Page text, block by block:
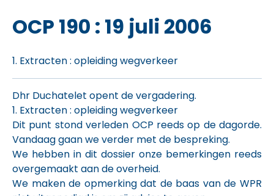
OCP 190 : 19 juli 2006
1. Extracten : opleiding wegverkeer
Dhr Duchatelet opent de vergadering.
1. Extracten : opleiding wegverkeer
Dit punt stond verleden OCP reeds op de dagorde.
Vandaag gaan we verder met de bespreking.
We hebben in dit dossier onze bemerkingen reeds
overgemaakt aan de overheid.
We maken de opmerking dat de baas van de WPR